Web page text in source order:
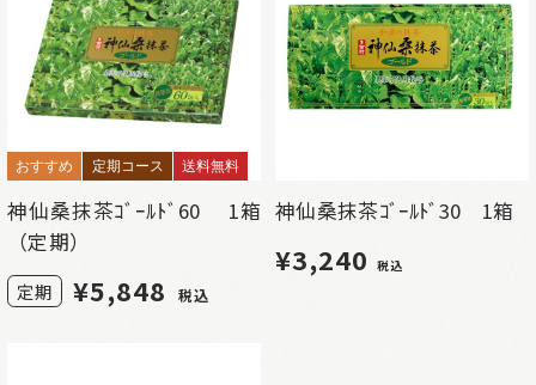
おすすめ 定期コース 送料無料
神仙桑抹茶ｺﾞｰﾙﾄﾞ60 1箱
（定期）
定期 ¥5,848 税込
神仙桑抹茶ｺﾞｰﾙﾄﾞ30 1箱
¥3,240 税込